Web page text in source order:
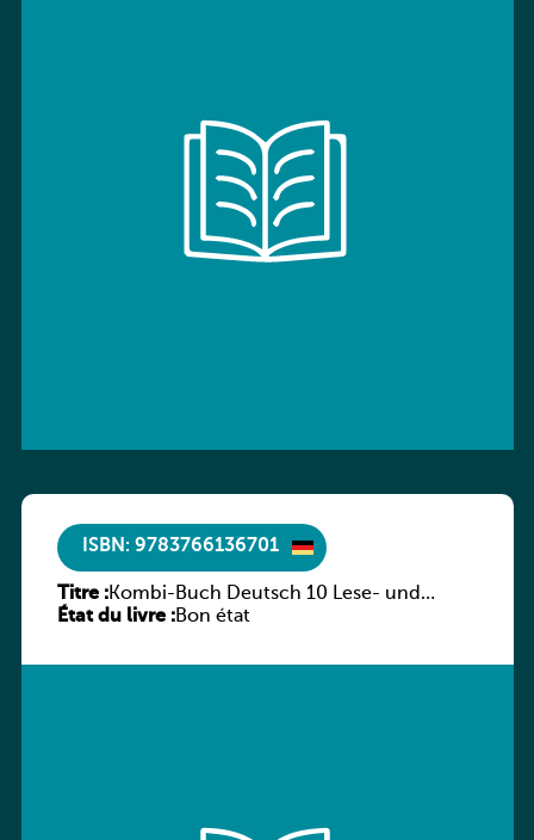
ISBN: 9783766136701
Titre :Kombi-Buch Deutsch 10 Lese- und
Sprachbuch
État du livre :Bon état